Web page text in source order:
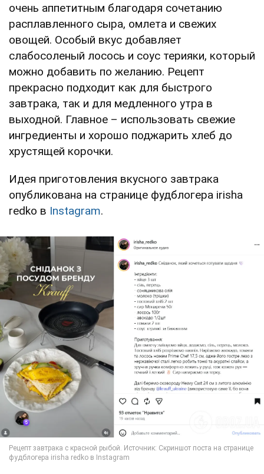
очень аппетитным благодаря сочетанию
расплавленного сыра, омлета и свежих
овощей. Особый вкус добавляет
слабосоленый лосось и соус терияки, который
можно добавить по желанию. Рецепт
прекрасно подходит как для быстрого
завтрака, так и для медленного утра в
выходной. Главное – использовать свежие
ингредиенты и хорошо поджарить хлеб до
хрустящей корочки.
Идея приготовления вкусного завтрака
опубликована на странице фудблогера irisha
redko в Instagram.